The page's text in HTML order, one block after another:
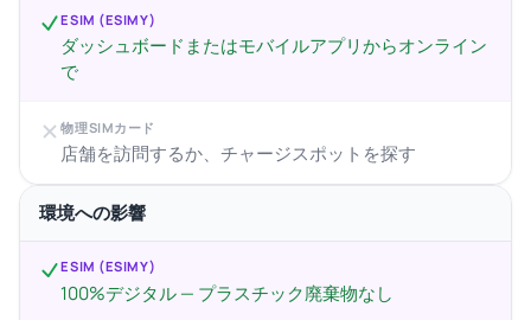
ESIM (ESIMY)
ダッシュボードまたはモバイルアプリからオンライン
で
物理SIMカード
店舗を訪問するか、チャージスポットを探す
環境への影響
ESIM (ESIMY)
100%デジタル — プラスチック廃棄物なし